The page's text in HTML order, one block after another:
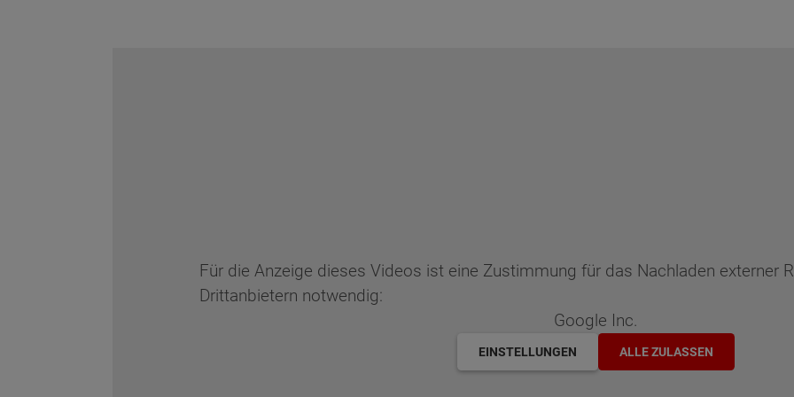
Für die Anzeige dieses Videos ist eine Zustimmung für das Nachladen externer
Drittanbietern notwendig:
Google Inc.
EINSTELLUNGEN ALLE ZULASSEN